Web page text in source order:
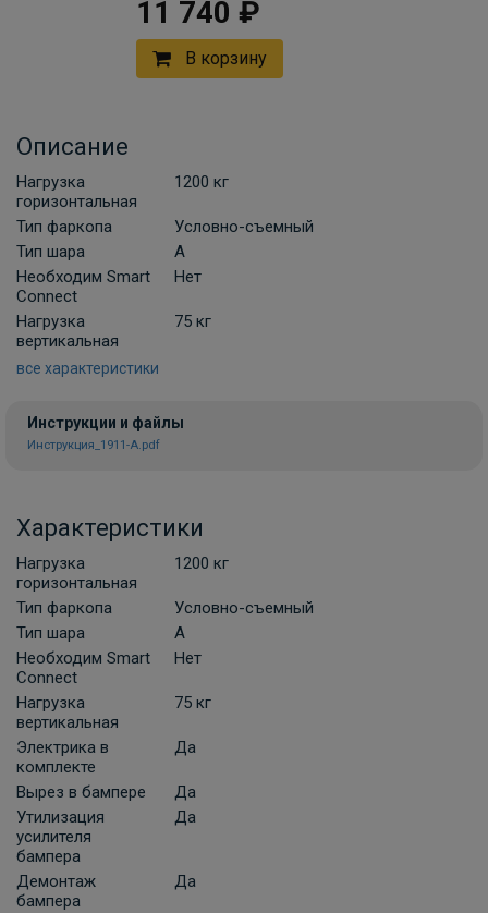
11 740 ₽
В корзину
Описание
Нагрузка
горизонтальная
1200 кг
Тип фаркопа
Условно-съемный
Тип шара
A
Необходим Smart
Connect
Нет
Нагрузка
вертикальная
75 кг
все характеристики
Инструкции и файлы
Инструкция_1911-A.pdf
Характеристики
Нагрузка
горизонтальная
1200 кг
Тип фаркопа
Условно-съемный
Тип шара
A
Необходим Smart
Connect
Нет
Нагрузка
вертикальная
75 кг
Электрика в
комплекте
Да
Вырез в бампере
Да
Утилизация
усилителя
бампера
Да
Демонтаж
бампера
Да